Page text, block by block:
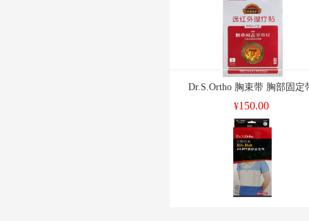
Dr.S.Ortho 胸束带 胸部固定
¥150.00